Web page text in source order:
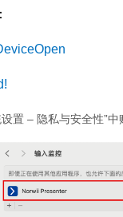
置 – 隐私与安全性”中